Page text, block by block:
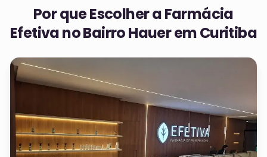
Por que Escolher a Farmácia
Efetiva noBairro Hauer em Curitiba